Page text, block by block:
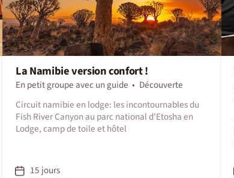
La Namibie version confort !
En petit groupe avec un guide
Découverte
Circuit namibie en lodge: les incontournables du
Fish River Canyon au parc national d'Etosha en
Lodge, camp de toile et hôtel
15 jours